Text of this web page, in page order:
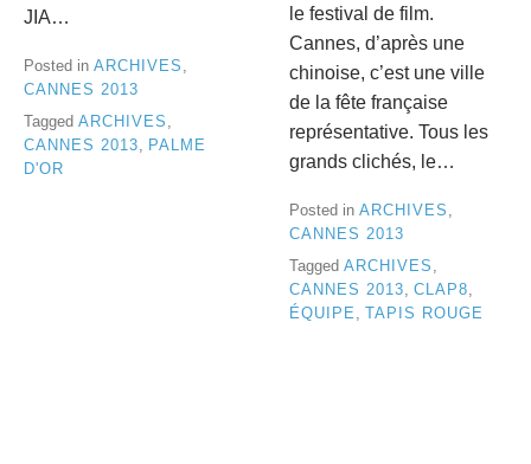
JIA…
Posted in ARCHIVES ,
CANNES 2013
Tagged ARCHIVES
CANNES 2013
PALME
D'OR
le festival de film.
Cannes, d’après une
chinoise, c’est une ville
de la fête française
représentative. Tous les
grands clichés, le…
Posted in ARCHIVES ,
CANNES 2013
Tagged ARCHIVES
CANNES 2013 CLAP8
ÉQUIPE
TAPIS ROUGE